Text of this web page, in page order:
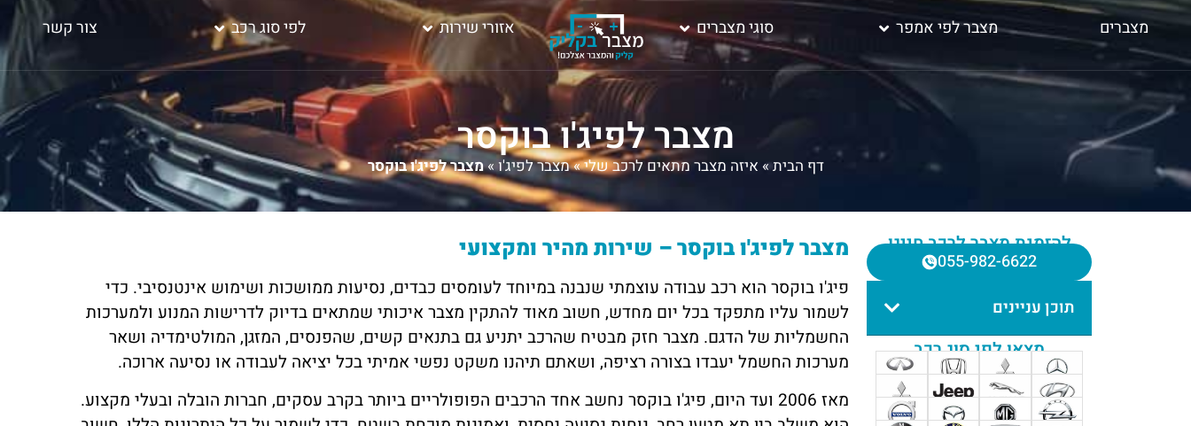
מצברים מצבר לפי אמפר סוגי מצברים אזורי שירות לפי סוג רכב צור קשר
מצבר לפיג'ו בוקסר
דף הבית» איזה מצבר מתאים לרכב שלי»מצבר לפיג'ו»מצבר לפיג'ו בוקסר
להזמנת מצבר לרכב חייגו
055-982-6622
תוכן עניינים
מצאו לפי סוג רכב
מצבר לפיג'ו בוקסר – שירות מהיר ומקצועי
פיג'ו בוקסר הוא רכב עבודה עוצמתי שנבנה במיוחד לעומסים כבדים, נסיעות ממושכות ושימוש אינטנסיבי. כדי
לשמור עליו מתפקד בכל יום מחדש, חשוב מאוד להתקין מצבר איכותי שמתאים בדיוק לדרישות המנוע ולמערכות
החשמליות של הדגם. מצבר חזק מבטיח שהרכב יתניע גם בתנאים קשים, שהפנסים, המזגן, המולטימדיה ושאר
מערכות החשמל יעבדו בצורה רציפה, ושאתם תיהנו משקט נפשי אמיתי בכל יציאה לעבודה או נסיעה ארוכה.
מאז 2006 ועד היום, פיג'ו בוקסר נחשב אחד הרכבים הפופולריים ביותר בקרב עסקים, חברות הובלה ובעלי מקצוע.